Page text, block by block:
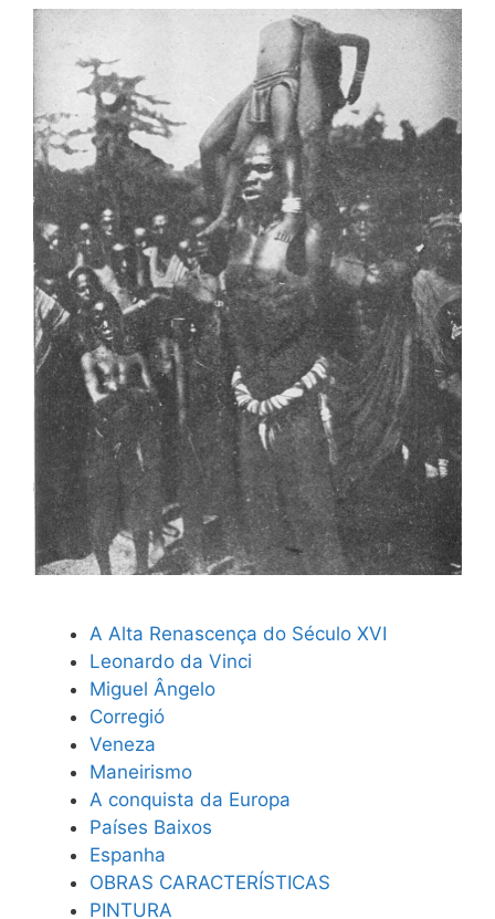
A Alta Renascença do Século XVI
Leonardo da Vinci
Miguel Ângelo
Corregió
Veneza
Maneirismo
A conquista da Europa
Países Baixos
Espanha
OBRAS CARACTERÍSTICAS
PINTURA